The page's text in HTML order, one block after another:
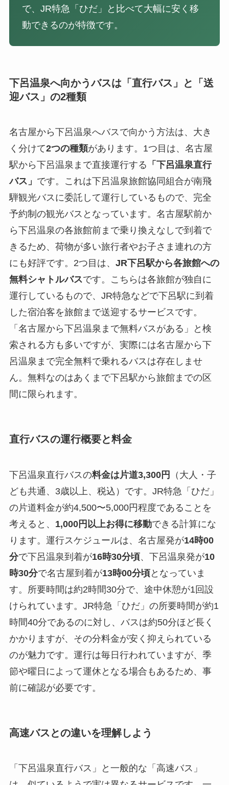
で、JR特急「ひだ」と比べて大幅に安く移
動できるのが特徴です。
下呂温泉へ向かうバスは「直行バス」と「送
迎バス」の2種類
名古屋から下呂温泉へバスで向かう方法は、大き
く分けて2つの種類があります。1つ目は、名古屋
駅から下呂温泉まで直接運行する 「下呂温泉直行
バス」 です。これは下呂温泉旅館協同組合が南飛
騨観光バスに委託して運行しているもので、完全
予約制の観光バスとなっています。名古屋駅前か
ら下呂温泉の各旅館前まで乗り換えなしで到着で
きるため、荷物が多い旅行者やお子さま連れの方
にも好評です。2つ目は、 JR下呂駅から各旅館への
無料シャトルバスです。こちらは各旅館が独自に
運行しているもので、JR特急などで下呂駅に到着
した宿泊客を旅館まで送迎するサービスです。
「名古屋から下呂温泉まで無料バスがある」と検
索される方も多いですが、実際には名古屋から下
呂温泉まで完全無料で乗れるバスは存在しませ
ん。無料なのはあくまで下呂駅から旅館までの区
間に限られます。
直行バスの運行概要と料金
下呂温泉直行バスの料金は片道3,300円
（大人・子
ども共通、3歳以上、税込）です。JR特急「ひだ」
の片道料金が約4,500〜5,000円程度であることを
考えると、 1,000円以上お得に移動できる計算にな
ります。運行スケジュールは、名古屋発が14時00
分で下呂温泉到着が16時30分頃、下呂温泉発が10
時30分で名古屋到着が13時00分頃となっていま
す。所要時間は約2時間30分で、途中休憩が1回設
けられています。JR特急「ひだ」の所要時間が約1
時間40分であるのに対し、バスは約50分ほど長く
かかりますが、その分料金が安く抑えられている
のが魅力です。運行は毎日行われていますが、季
節や曜日によって運休となる場合もあるため、事
前に確認が必要です。
高速バスとの違いを理解しよう
「下呂温泉直行バス」と一般的な「高速バス」